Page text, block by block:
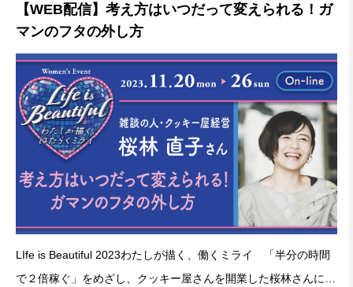
【WEB配信】考え方はいつだって変えられる！ガ
マンのフタの外し方
LIfe is Beautiful 2023わたしが描く、働くミライ 「半分の時間
で２倍稼ぐ」をめざし、クッキー屋さんを開業した桜林さんに、